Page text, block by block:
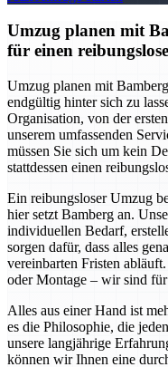
Umzug planen mit
für einen
Umzug planen mit
endgültig hinter sich zu
Organisation, von der
unserem umfassenden
müssen Sie sich um kein
stattdessen einen
Ein reibungsloser Umzug
hier setzt Bamberg an.
individuellen Bedarf,
sorgen dafür, dass alles
vereinbarten Fristen
oder Montage – wir sind
Alles aus einer Hand ist
es die Philosophie, die
unsere langjährige
können wir Ihnen eine